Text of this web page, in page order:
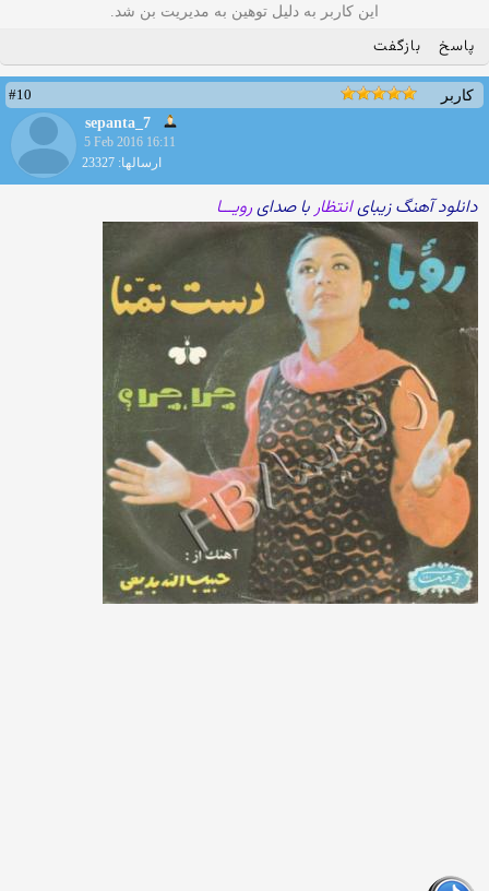
این کاربر به دلیل توهین به مدیریت بن شد.
پاسخ بازگفت
کاربر
#10
sepanta_7
5 Feb 2016 16:11
ارسالها: 23327
دانلود آهنگ زیبایانتظاربا صدایرویـــا